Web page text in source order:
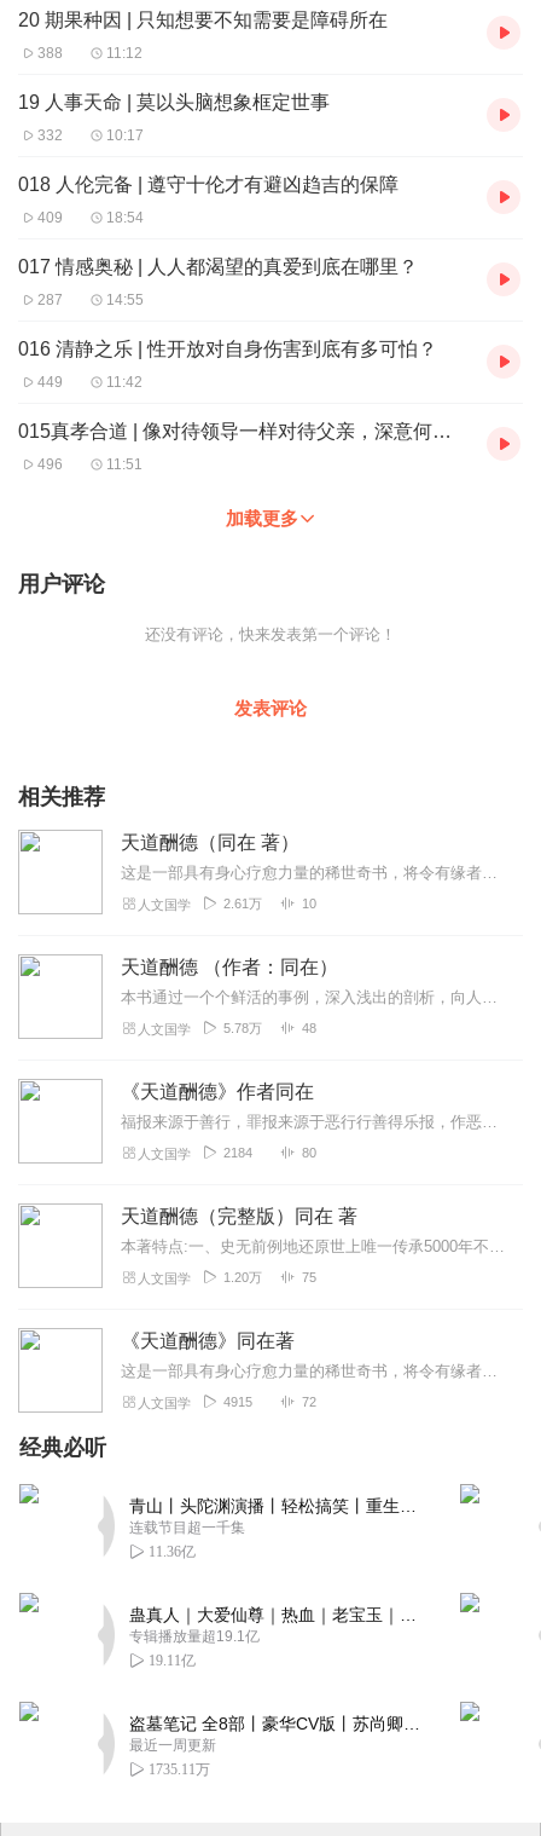
20 期果种因 | 只知想要不知需要是障碍所在
388 11:12
19 人事天命 | 莫以头脑想象框定世事
332 10:17
018 人伦完备 | 遵守十伦才有避凶趋吉的保障
409 18:54
017 情感奥秘 | 人人都渴望的真爱到底在哪里？
287 14:55
016 清静之乐 | 性开放对自身伤害到底有多可怕？
449 11:42
015真孝合道 | 像对待领导一样对待父亲，深意何在？
496 11:51
加载更多
用户评论
还没有评论，快来发表第一个评论！
发表评论
相关推荐
天道酬德（同在 著）
这是一部具有身心疗愈力量的稀世奇书，将令有缘者获得不可思议的利益。又谓，无论是为了健康、情感、婚姻、事业、名位，还是探索人生真理等，于本书都能得到珍贵的提示。故...
人文国学 2.61万 10
天道酬德 （作者：同在）
本书通过一个个鲜活的事例，深入浅出的剖析，向人们证明了国学智慧的重要，并揭示出善恶有报、十伦有序、天道酬德的道理，以及宇宙规律背后的支撑——道的存在及运作。书中...
人文国学 5.78万 48
《天道酬德》作者同在
福报来源于善行，罪报来源于恶行行善得乐报，作恶遭苦报。吃亏是福
人文国学 2184 80
天道酬德（完整版）同在 著
本著特点:一、史无前例地还原世上唯一传承5000年不断的华夏文化真貌，包括核心之道的正解、重要法则的揭示，及独特的十伦法、古中医、悟道法等三大杀手锏。二、揭示东...
人文国学 1.20万 75
《天道酬德》同在著
这是一部具有身心疗愈力量的稀世奇书，将令有缘者获得不可思议的利益。又谓，无论是为了健康、情感、婚姻、事业、名位，还是探索人生真理等，于本书都能得到珍贵的提示。故...
人文国学 4915 72
经典必听
连载节目超一千集
11.36亿
专辑播放量超19.1亿
19.11亿
最近一周更新
1735.11万